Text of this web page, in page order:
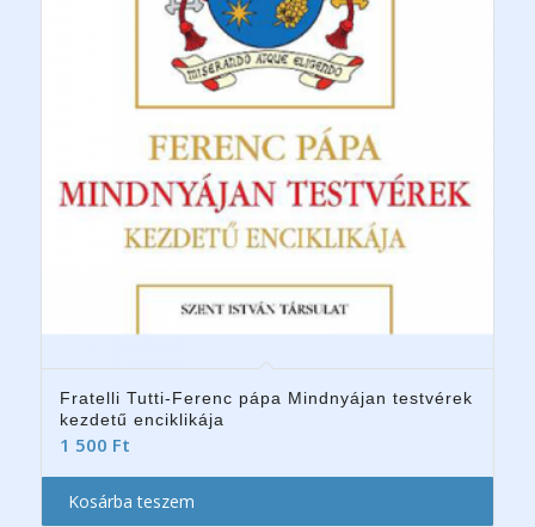
Fratelli Tutti-Ferenc pápa Mindnyájan testvérek
kezdetű enciklikája
1 500 Ft
Kosárba teszem